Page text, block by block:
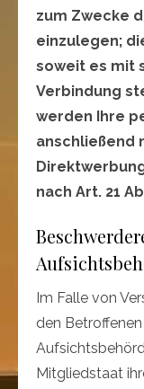
zum Zwecke
einzulegen;
soweit es mit
Verbindung
werden Ihre
anschließend
nach Art. 21
Im Falle von
den
Mitgliedstaat